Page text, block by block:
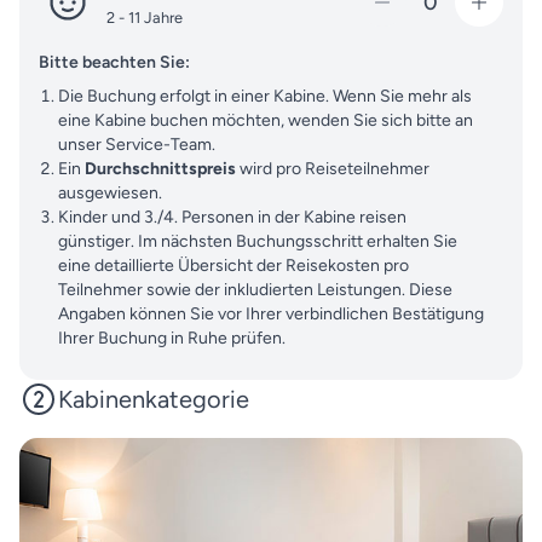
2 - 11 Jahre
Bitte beachten Sie:
Die Buchung erfolgt in einer Kabine. Wenn Sie mehr als
eine Kabine buchen möchten, wenden Sie sich bitte an
unser Service-Team.
Ein Durchschnittspreiswird pro Reiseteilnehmer
ausgewiesen.
Kinder und 3./4. Personen in der Kabine reisen
günstiger. Im nächsten Buchungsschritt erhalten Sie
eine detaillierte Übersicht der Reisekosten pro
Teilnehmer sowie der inkludierten Leistungen. Diese
Angaben können Sie vor Ihrer verbindlichen Bestätigung
Ihrer Buchung in Ruhe prüfen.
Kabinenkategorie